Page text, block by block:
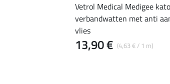
Vetrol Medical Medigee
verbandwatten met anti
vlies
(4,63 € / 1 m)
13,90 €